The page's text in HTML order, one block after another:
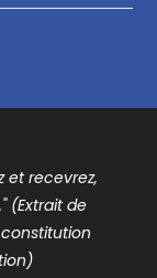
et recevrez,
(Extrait de